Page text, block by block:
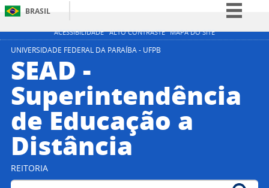
ACESSIBILIDADE ALTO CONTRASTE MAPA DO SITE
BRASIL
Simplifique!
Acesso à informação
Legislação
Canais
UNIVERSIDADE FEDERAL DA PARAÍBA - UFPB
SEAD -
Superintendência
de Educação a
Distância
REITORIA
Buscar no portal